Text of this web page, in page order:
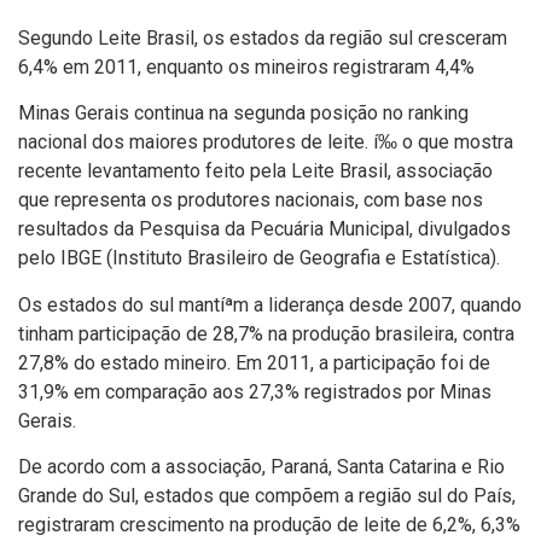
Segundo Leite Brasil, os estados da região sul cresceram
6,4% em 2011, enquanto os mineiros registraram 4,4%
Minas Gerais continua na segunda posição no ranking
nacional dos maiores produtores de leite. í‰ o que mostra
recente levantamento feito pela Leite Brasil, associação
que representa os produtores nacionais, com base nos
resultados da Pesquisa da Pecuária Municipal, divulgados
pelo IBGE (Instituto Brasileiro de Geografia e Estatí­stica).
Os estados do sul mantíªm a liderança desde 2007, quando
tinham participação de 28,7% na produção brasileira, contra
27,8% do estado mineiro. Em 2011, a participação foi de
31,9% em comparação aos 27,3% registrados por Minas
Gerais.
De acordo com a associação, Paraná, Santa Catarina e Rio
Grande do Sul, estados que compõem a região sul do Paí­s,
registraram crescimento na produção de leite de 6,2%, 6,3%